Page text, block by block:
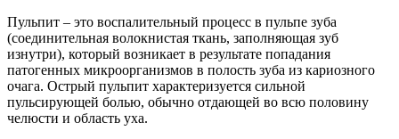
Пульпит – это воспалительный процесс в пульпе зуба
(соединительная волокнистая ткань, заполняющая зуб
изнутри), который возникает в результате попадания
патогенных микроорганизмов в полость зуба из кариозного
очага. Острый пульпит характеризуется сильной
пульсирующей болью, обычно отдающей во всю половину
челюсти и область уха.